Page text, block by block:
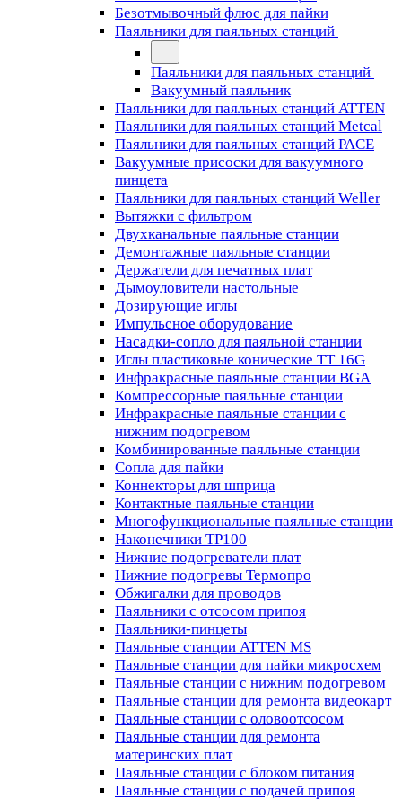
Безотмывочный флюс для пайки
Паяльники для паяльных станций
Паяльники для паяльных станций
Вакуумный паяльник
Паяльники для паяльных станций ATTEN
Паяльники для паяльных станций Metcal
Паяльники для паяльных станций PACE
Вакуумные присоски для вакуумного
пинцета
Паяльники для паяльных станций Weller
Вытяжки с фильтром
Двухканальные паяльные станции
Демонтажные паяльные станции
Держатели для печатных плат
Дымоуловители настольные
Дозирующие иглы
Импульсное оборудование
Насадки-сопло для паяльной станции
Иглы пластиковые конические TT 16G
Инфракрасные паяльные станции BGA
Компрессорные паяльные станции
Инфракрасные паяльные станции с
нижним подогревом
Комбинированные паяльные станции
Сопла для пайки
Коннекторы для шприца
Контактные паяльные станции
Многофункциональные паяльные станции
Наконечники TP100
Нижние подогреватели плат
Нижние подогревы Термопро
Обжигалки для проводов
Паяльники с отсосом припоя
Паяльники-пинцеты
Паяльные станции ATTEN MS
Паяльные станции для пайки микросхем
Паяльные станции с нижним подогревом
Паяльные станции для ремонта видеокарт
Паяльные станции с оловоотсосом
Паяльные станции для ремонта
материнских плат
Паяльные станции с блоком питания
Паяльные станции с подачей припоя